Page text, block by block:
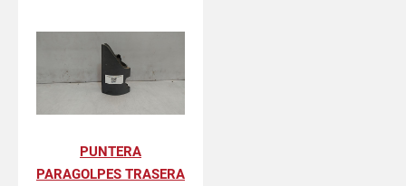
PUNTERA
PARAGOLPES TRASERA